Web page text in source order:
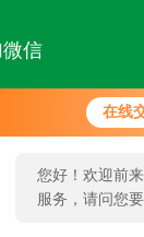
在线
您好！欢迎前
服务，请问您
信
添加微信，了解更
扫